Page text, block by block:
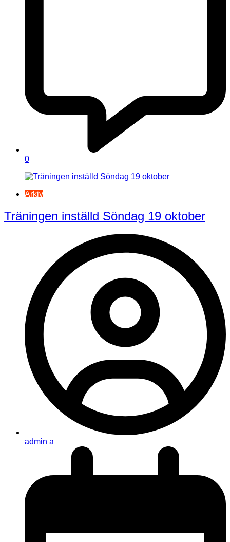
0
Arkiv
Träningen inställd Söndag 19 oktober
admin a